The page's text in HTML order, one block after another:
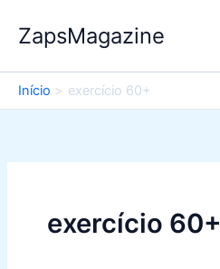
para
conteúdo
ZapsMagazine
Início exercício 60+
exercício 60+